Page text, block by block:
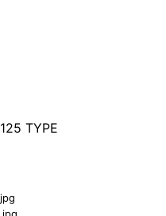
125 TYPE